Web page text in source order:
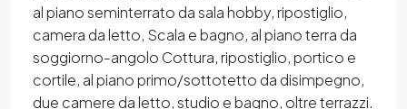
al piano seminterrato da sala hobby, ripostiglio,
camera da letto, Scala e bagno, al piano terra da
soggiorno-angolo Cottura, ripostiglio, portico e
cortile, al piano primo/sottotetto da disimpegno,
due camere da letto, studio e bagno, oltre terrazzi.